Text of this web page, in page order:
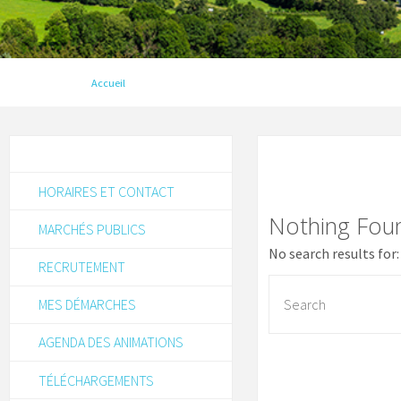
Accueil
Nothing
No search results for:
HORAIRES ET CONTACT
MARCHÉS PUBLICS
RECRUTEMENT
MES DÉMARCHES
AGENDA DES ANIMATIONS
TÉLÉCHARGEMENTS